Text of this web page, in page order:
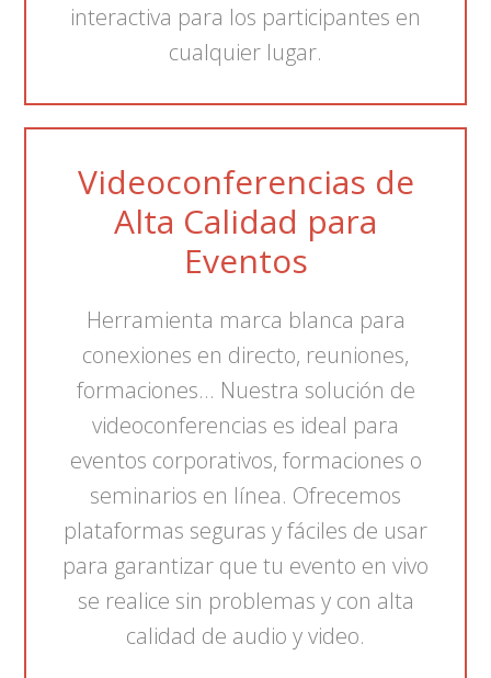
interactiva para los participantes en
cualquier lugar.
Videoconferencias de
Alta Calidad para
Eventos
Herramienta marca blanca para
conexiones en directo, reuniones,
formaciones... Nuestra solución de
videoconferencias es ideal para
eventos corporativos, formaciones o
seminarios en línea. Ofrecemos
plataformas seguras y fáciles de usar
para garantizar que tu evento en vivo
se realice sin problemas y con alta
calidad de audio y video.